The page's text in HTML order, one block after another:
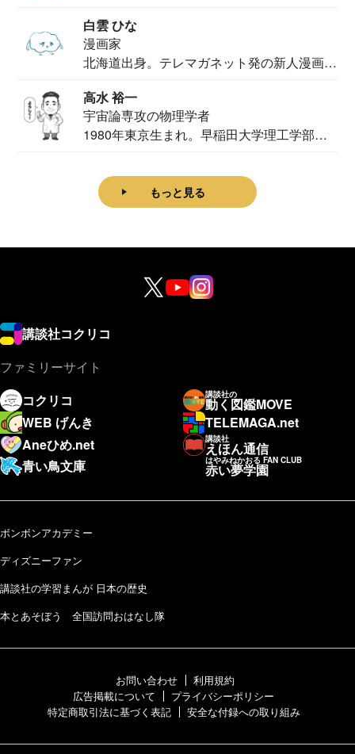
白雲 ひな
漫画家
北海道出身。テレマガネット発の新人漫画
高水 裕一
宇宙論専攻の物理学者
1980年東京生まれ。早稲田大学理工学部物
もっと見る
講談社コクリコ
ファミリーサイト
コクリコ
講談社の
動く図鑑MOVE
WEB げんき
TELEMAGA.net
Aneひめ.net
講談社
えほん通信
青い鳥文庫
はやみねかおる FAN CLUB
赤い夢学園
ボンボンアカデミー
ディズニーファン
講談社の学習まんが 日本の歴史
本とあそぼう 全国訪問おはなし隊
お問い合わせ
利用規約
広告掲載について
プライバシーポリシー
特定商取引法に基づく表記
安全な付録への取り組み